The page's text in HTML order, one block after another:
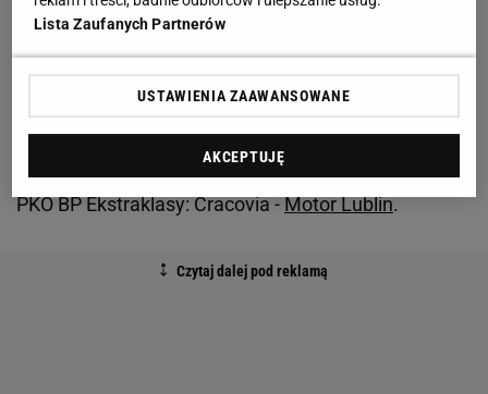
Teraz Luka Elsner przekazał najnowsze wieści ws.
stanu zdrowia Kamila Glika.
przyznał krótko słoweński trener na konferencji
prasowej przed sobotnim (godz. 14.45) meczem
PKO BP Ekstraklasy: Cracovia -Motor Lublin.
Lista Zaufanych Partnerów
USTAWIENIA ZAAWANSOWANE
AKCEPTUJĘ